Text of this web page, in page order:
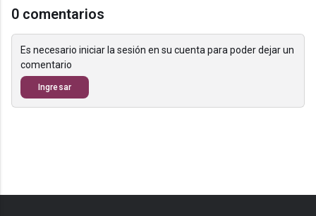
0 comentarios
Es necesario iniciar la sesión en su cuenta para poder dejar un
comentario
Ingresar